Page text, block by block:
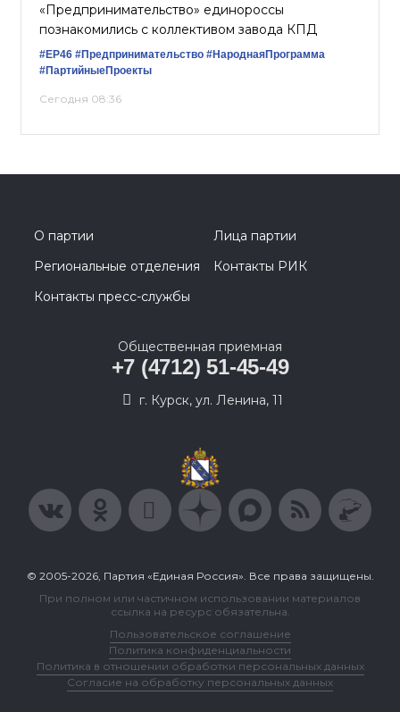
«Предпринимательство» единороссы
познакомились с коллективом завода КПД
#ЕР46 #Предпринимательство #НароднаяПрограмма
#ПартийныеПроекты
Сегодня 08:36
О партии
Лица партии
Региональные отделения
Контакты РИК
Контакты пресс-службы
Общественная приемная
+7 (4712) 51-45-49
г. Курск, ул. Ленина, 11
© 2005-2026, Партия «Единая Россия». Все права защищены.
При полном или частичном использовании материалов
ссылка на ресурс обязательна.
Пользовательское соглашение
Политика конфиденциальности
Политика в отношении обработки персональных данных
Согласие на обработку персональных данных